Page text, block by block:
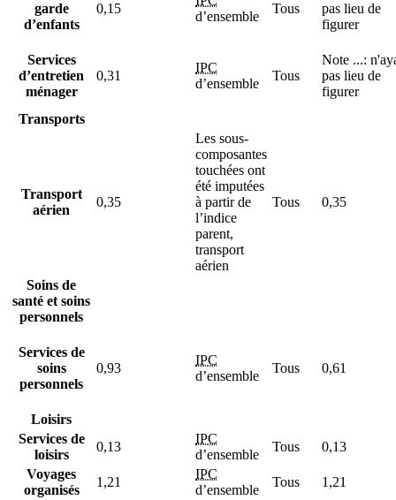
garde
d’enfants
0,15
d’ensemble
Tous
pas lieu de
figurer
Services
d’entretien
ménager
0,31
IPC
d’ensemble
Tous
Note ...:
pas lieu de
figurer
Transports
Transport
aérien
0,35
Les sous-
composantes
touchées ont
été imputées
à partir de
l’indice
parent,
transport
aérien
Tous 0,35
Soins de
santé et soins
personnels
Services de
soins
personnels
0,93
IPC
d’ensemble
Tous 0,61
Loisirs
Services de
loisirs
0,13
IPC
d’ensemble
Tous
0,13
Voyages
organisés
1,21
IPC
d’ensemble
Tous
1,21